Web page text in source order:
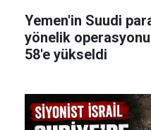
Yemen'in Suudi
yönelik
58'e yükseldi